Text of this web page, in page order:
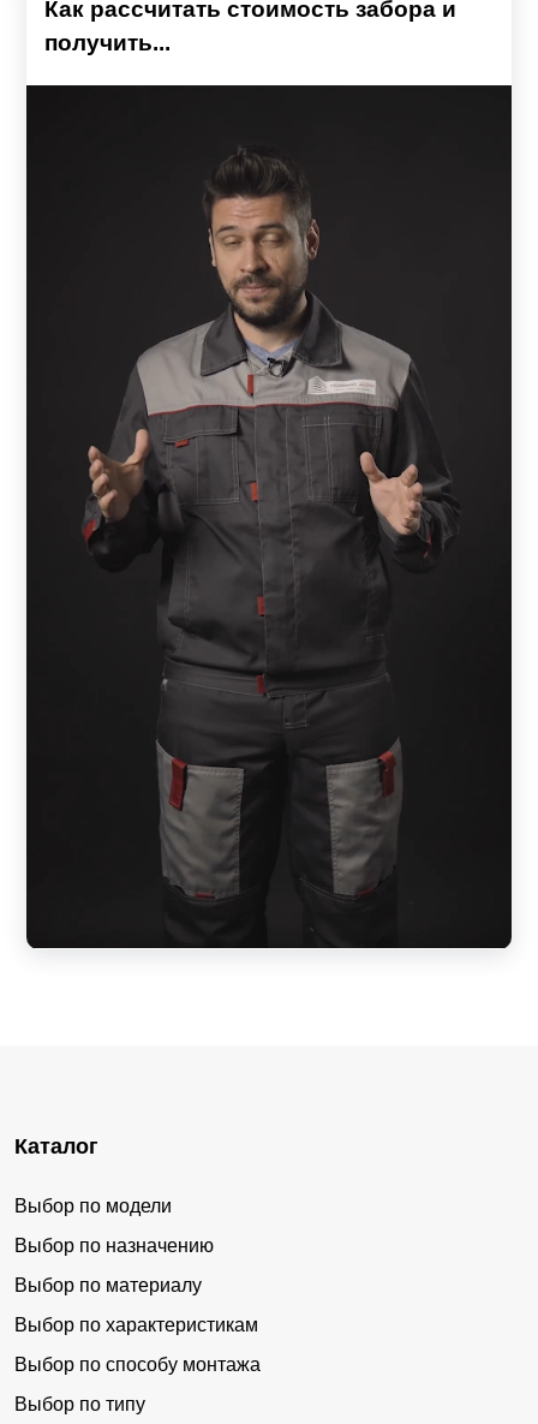
Как рассчитать стоимость забора и
получить...
Каталог
Выбор по модели
Выбор по назначению
Выбор по материалу
Выбор по характеристикам
Выбор по способу монтажа
Выбор по типу